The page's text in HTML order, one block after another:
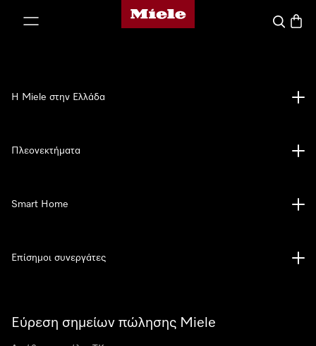
Αρχική σελίδα της Miele
Εύρεση σημείων πώλησης Miele
Η Miele στην Ελλάδα
Πλεονεκτήματα
Smart Home
Επίσημοι συνεργάτες